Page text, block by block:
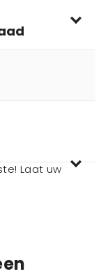
Laat uw